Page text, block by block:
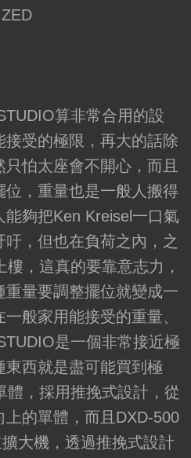
算非常合用的設
受的極限，再大的話除
怕太座會不開心，而且
，重量也是一般人搬得
夠把Ken Kreisel一口氣
，但也在負荷之內，之
，這真的要靠意志力，
量要調整擺位就變成一
般家用能接受的重量、
是一個非常接近極
東西就是盡可能買到極
體，採用推挽式設計，從
上的單體，而且DXD-500
大機，透過推挽式設計